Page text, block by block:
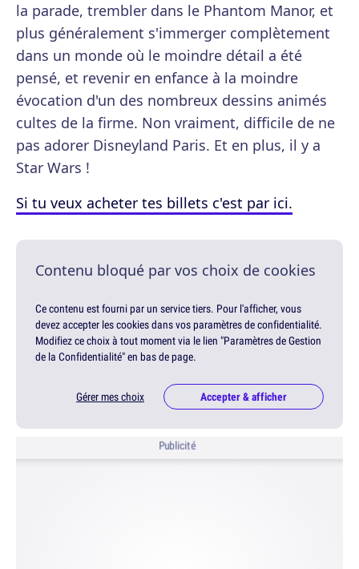
la parade, trembler dans le Phantom Manor, et
plus généralement s'immerger complètement
dans un monde où le moindre détail a été
pensé, et revenir en enfance à la moindre
évocation d'un des nombreux dessins animés
cultes de la firme. Non vraiment, difficile de ne
pas adorer Disneyland Paris. Et en plus, il y a
Star Wars !
Si tu veux acheter tes billets c'est par ici.
Contenu bloqué par vos choix de cookies
Ce contenu est fourni par un service tiers. Pour l'afficher, vous
devez accepter les cookies dans vos paramètres de confidentialité.
Modifiez ce choix à tout moment via le lien "Paramètres de Gestion
de la Confidentialité" en bas de page.
Gérer mes choix Accepter & afficher
Publicité